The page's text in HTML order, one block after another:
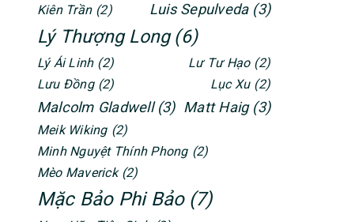
Kiên Trần (2) Luis Sepulveda (3)
Lý Thượng Long (6)
Lý Ái Linh (2) Lư Tư Hạo (2)
Lưu Đồng (2) Lục Xu (2)
Malcolm Gladwell (3) Matt Haig (3)
Meik Wiking (2)
Minh Nguyệt Thính Phong (2)
Mèo Maverick (2)
Mặc Bảo Phi Bảo (7)